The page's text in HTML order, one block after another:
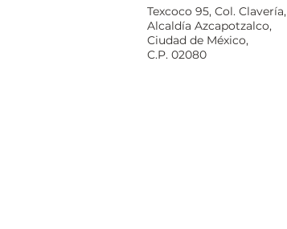
Texcoco 95, Col. Clavería,
Alcaldía Azcapotzalco,
Ciudad de México,
C.P. 02080